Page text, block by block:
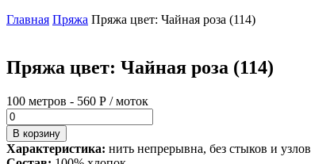
Главная Пряжа Пряжа цвет: Чайная роза (114)
Пряжа цвет: Чайная роза (114)
100 метров - 560 Р / моток
Характеристика: нить непрерывна, без стыков и узлов